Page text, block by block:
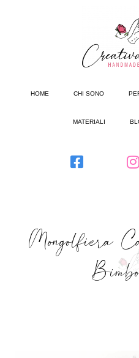
HOME CHI SONO
MATERIALI
Mongolfiera